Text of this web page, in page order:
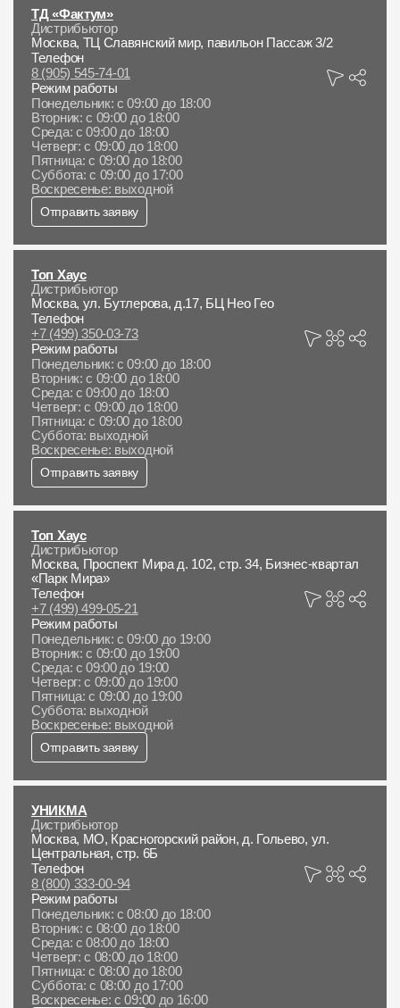
ТД «Фактум»
Дистрибьютор
Москва, ТЦ Славянский мир, павильон Пассаж 3/2
Телефон
8 (905) 545-74-01
Режим работы
Понедельник: с 09:00 до 18:00
Вторник: с 09:00 до 18:00
Среда: с 09:00 до 18:00
Четверг: с 09:00 до 18:00
Пятница: с 09:00 до 18:00
Суббота: с 09:00 до 17:00
Воскресенье: выходной
Отправить заявку
Топ Хаус
Дистрибьютор
Москва, ул. Бутлерова, д.17, БЦ Нео Гео
Телефон
+7 (499) 350-03-73
Режим работы
Понедельник: с 09:00 до 18:00
Вторник: с 09:00 до 18:00
Среда: с 09:00 до 18:00
Четверг: с 09:00 до 18:00
Пятница: с 09:00 до 18:00
Суббота: выходной
Воскресенье: выходной
Отправить заявку
Топ Хаус
Дистрибьютор
Москва, Проспект Мира д. 102, стр. 34, Бизнес-квартал
«Парк Мира»
Телефон
+7 (499) 499-05-21
Режим работы
Понедельник: с 09:00 до 19:00
Вторник: с 09:00 до 19:00
Среда: с 09:00 до 19:00
Четверг: с 09:00 до 19:00
Пятница: с 09:00 до 19:00
Суббота: выходной
Воскресенье: выходной
Отправить заявку
УНИКМА
Дистрибьютор
Москва, МО, Красногорский район, д. Гольево, ул.
Центральная, стр. 6Б
Телефон
8 (800) 333-00-94
Режим работы
Понедельник: с 08:00 до 18:00
Вторник: с 08:00 до 18:00
Среда: с 08:00 до 18:00
Четверг: с 08:00 до 18:00
Пятница: с 08:00 до 18:00
Суббота: с 08:00 до 17:00
Воскресенье: с 09:00 до 16:00